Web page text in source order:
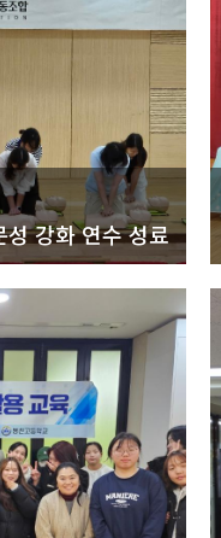
강화 연수 성료